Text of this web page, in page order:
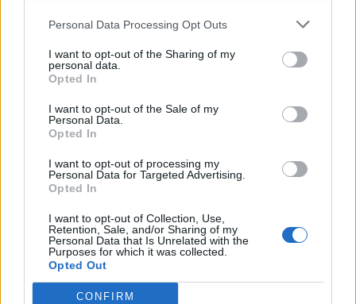
Personal Data Processing Opt Outs
I want to opt-out of the Sharing of my
personal data.
Opted In
I want to opt-out of the Sale of my
Personal Data.
Opted In
I want to opt-out of processing my
Personal Data for Targeted Advertising.
Opted In
I want to opt-out of Collection, Use,
Retention, Sale, and/or Sharing of my
Personal Data that Is Unrelated with the
Purposes for which it was collected.
Opted Out
CONFIRM
Asfaltarbejdet er planlagt til uge 33 og 34. Hvis
tidsplanen holder, genåbner genbrugspladsen på
Nordjyder kan se årtiets største
solformørkelse
Emilie Nesheim Shaw
Følg os på Discover
NORDJYLLAND: Når solen går mod horisonten
onsdag 12. august, bliver det ikke en helt
almindelig sommeraften.
Nordjyder får nemlig mulighed for at opleve den
kraftigste delvise solformørkelse, der kan ses fra